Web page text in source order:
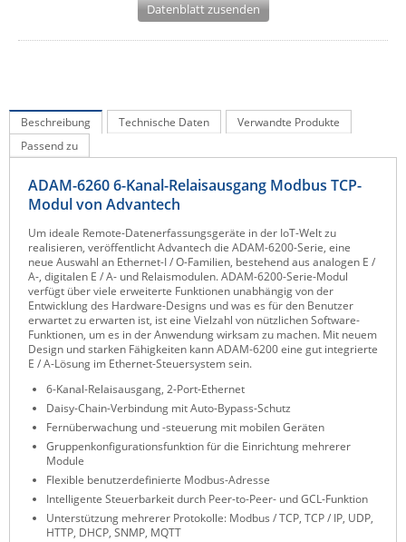
Kerlink
Legrand
LigoWave
Milesight
Moxa
Netio
Panorama Antennas
PatchSee
Power Kingdom
Poynting
Raritan
Riello UPS
Server Technology
Siretta
SIRIO Antenne
Sunbird
Datenblatt zusenden
Beschreibung Technische Daten
Verwandte Produkte
Passend zu
ADAM-6260 6-Kanal-Relaisausgang Modbus TCP-
Modul von Advantech
Um ideale Remote-Datenerfassungsgeräte in der IoT-Welt zu
realisieren, veröffentlicht Advantech die ADAM-6200-Serie, eine
neue Auswahl an Ethernet-I / O-Familien, bestehend aus analogen E /
A-, digitalen E / A- und Relaismodulen. ADAM-6200-Serie-Modul
verfügt über viele erweiterte Funktionen unabhängig von der
Entwicklung des Hardware-Designs und was es für den Benutzer
erwartet zu erwarten ist, ist eine Vielzahl von nützlichen Software-
Funktionen, um es in der Anwendung wirksam zu machen. Mit neuem
Design und starken Fähigkeiten kann ADAM-6200 eine gut integrierte
E / A-Lösung im Ethernet-Steuersystem sein.
6-Kanal-Relaisausgang, 2-Port-Ethernet
Daisy-Chain-Verbindung mit Auto-Bypass-Schutz
Fernüberwachung und -steuerung mit mobilen Geräten
Gruppenkonfigurationsfunktion für die Einrichtung mehrerer
Module
Flexible benutzerdefinierte Modbus-Adresse
Intelligente Steuerbarkeit durch Peer-to-Peer- und GCL-Funktion
Unterstützung mehrerer Protokolle: Modbus / TCP, TCP / IP, UDP,
HTTP, DHCP, SNMP, MQTT